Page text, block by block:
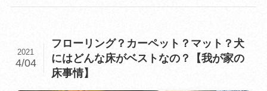
フローリング？カーペット？マット？犬
にはどんな床がベストなの？【我が家の
床事情】
2021
4/04